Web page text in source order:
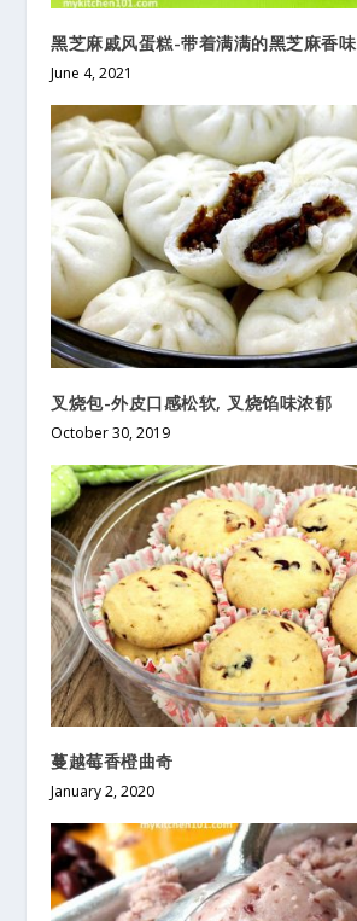
黑芝麻戚风蛋糕-带着满满的黑芝麻香味
June 4, 2021
叉烧包-外皮口感松软, 叉烧馅味浓郁
October 30, 2019
蔓越莓香橙曲奇
January 2, 2020